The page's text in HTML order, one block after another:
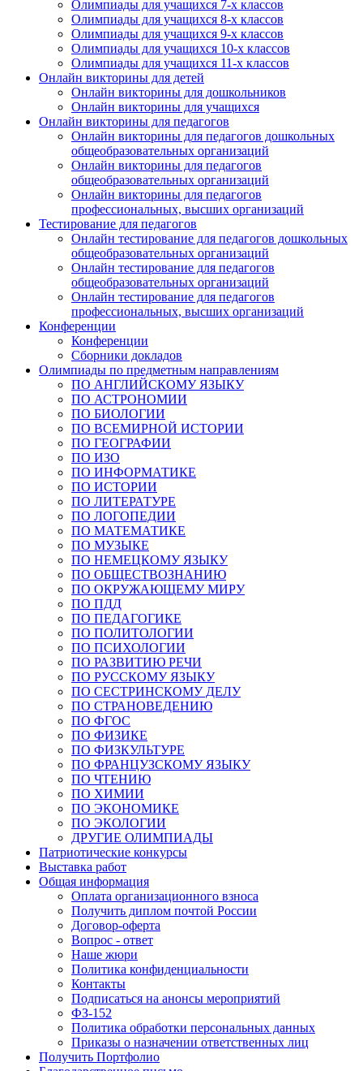
Олимпиады для учащихся 7-х классов
Олимпиады для учащихся 8-х классов
Олимпиады для учащихся 9-х классов
Олимпиады для учащихся 10-х классов
Олимпиады для учащихся 11-х классов
Онлайн викторины для детей
Онлайн викторины для дошкольников
Онлайн викторины для учащихся
Онлайн викторины для педагогов
Онлайн викторины для педагогов дошкольных
общеобразовательных организаций
Онлайн викторины для педагогов
общеобразовательных организаций
Онлайн викторины для педагогов
профессиональных, высших организаций
Тестирование для педагогов
Онлайн тестирование для педагогов дошкольных
общеобразовательных организаций
Онлайн тестирование для педагогов
общеобразовательных организаций
Онлайн тестирование для педагогов
профессиональных, высших организаций
Конференции
Конференции
Сборники докладов
Олимпиады по предметным направлениям
ПО АНГЛИЙСКОМУ ЯЗЫКУ
ПО АСТРОНОМИИ
ПО БИОЛОГИИ
ПО ВСЕМИРНОЙ ИСТОРИИ
ПО ГЕОГРАФИИ
ПО ИЗО
ПО ИНФОРМАТИКЕ
ПО ИСТОРИИ
ПО ЛИТЕРАТУРЕ
ПО ЛОГОПЕДИИ
ПО МАТЕМАТИКЕ
ПО МУЗЫКЕ
ПО НЕМЕЦКОМУ ЯЗЫКУ
ПО ОБЩЕСТВОЗНАНИЮ
ПО ОКРУЖАЮЩЕМУ МИРУ
ПО ПДД
ПО ПЕДАГОГИКЕ
ПО ПОЛИТОЛОГИИ
ПО ПСИХОЛОГИИ
ПО РАЗВИТИЮ РЕЧИ
ПО РУССКОМУ ЯЗЫКУ
ПО СЕСТРИНСКОМУ ДЕЛУ
ПО СТРАНОВЕДЕНИЮ
ПО ФГОС
ПО ФИЗИКЕ
ПО ФИЗКУЛЬТУРЕ
ПО ФРАНЦУЗСКОМУ ЯЗЫКУ
ПО ЧТЕНИЮ
ПО ХИМИИ
ПО ЭКОНОМИКЕ
ПО ЭКОЛОГИИ
ДРУГИЕ ОЛИМПИАДЫ
Патриотические конкурсы
Выставка работ
Общая информация
Оплата организационного взноса
Получить диплом почтой России
Договор-оферта
Вопрос - ответ
Наше жюри
Политика конфиденциальности
Контакты
Подписаться на анонсы мероприятий
ФЗ-152
Политика обработки персональных данных
Приказы о назначении ответственных лиц
Получить Портфолио